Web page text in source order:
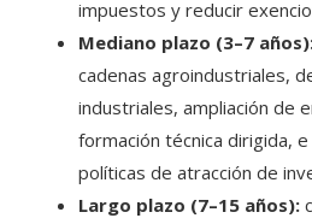
impuestos y reducir
Mediano plazo (3–7
cadenas agroindustriales,
industriales, ampliación de
formación técnica dirigida,
políticas de atracción de
Largo plazo (7–15 años):